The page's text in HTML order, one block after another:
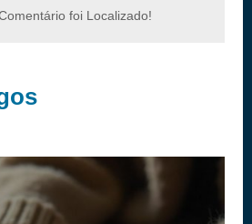
foi Localizado!